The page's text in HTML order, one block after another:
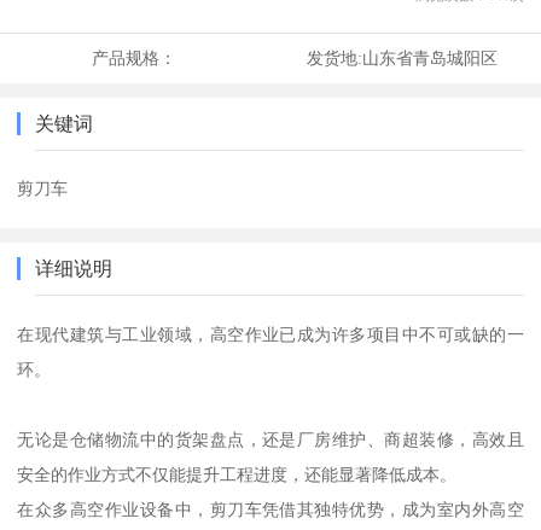
产品规格： 发货地:山东省青岛城阳区
关键词
剪刀车
详细说明
在现代建筑与工业领域，高空作业已成为许多项目中不可或缺的一
环。
无论是仓储物流中的货架盘点，还是厂房维护、商超装修，高效且
安全的作业方式不仅能提升工程进度，还能显著降低成本。
在众多高空作业设备中，剪刀车凭借其独特优势，成为室内外高空